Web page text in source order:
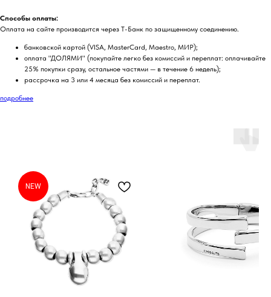
Способы оплаты:
Оплата на сайте производится через Т-Банк по защищенному соединению.
банковской картой (VISA, MasterCard, Maestro, МИР);
оплата "ДОЛЯМИ" (покупайте легко без комиссий и переплат: оплачивайте
25% покупки сразу, остальное частями — в течение 6 недель);
рассрочка на 3 или 4 месяца без комиссий и переплат.
подробнее
NEW